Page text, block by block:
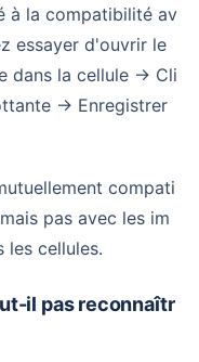
à la compatibilité av
essayer d'ouvrir le
dans la cellule → Cli
→ Enregistrer
pas avec les im
les cellules.